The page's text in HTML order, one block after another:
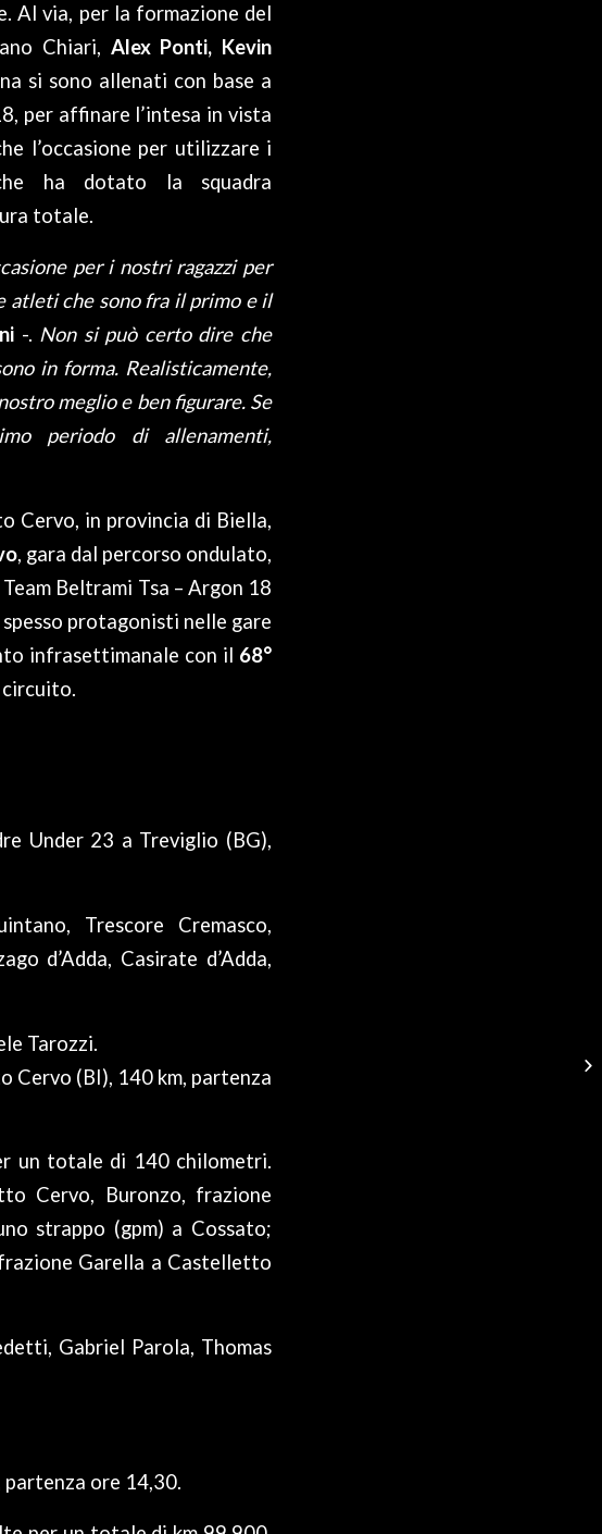
Al via, per la formazione del
Chiari, Alex Ponti, Kevin
si sono allenati con base a
per affinare l’intesa in vista
l’occasione per utilizzare i
ha dotato la squadra
totale.
per i nostri ragazzi per
atleti che sono fra il primo e il
-. Non si può certo dire che
in forma. Realisticamente,
meglio e ben figurare. Se
periodo di allenamenti,
Cervo, in provincia di Biella,
, gara dal percorso ondulato,
Beltrami Tsa – Argon 18
protagonisti nelle gare
infrasettimanale con il 68°
circuito.
Under 23 a Treviglio (BG),
Trescore Cremasco,
d’Adda, Casirate d’Adda,
Tarozzi.
Cervo (BI), 140 km, partenza
un totale di 140 chilometri.
Cervo, Buronzo, frazione
strappo (gpm) a Cossato;
Garella a Castelletto
Gabriel Parola, Thomas
ore 14,30.